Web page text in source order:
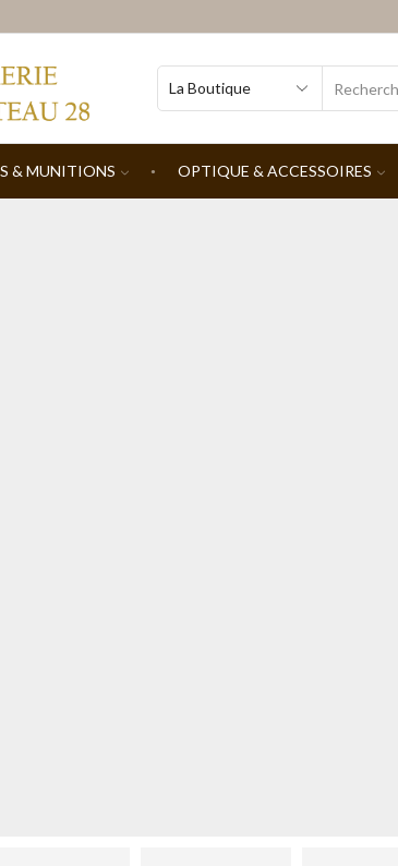
& MUNITIONS OPTIQUE & ACCESSOIRES